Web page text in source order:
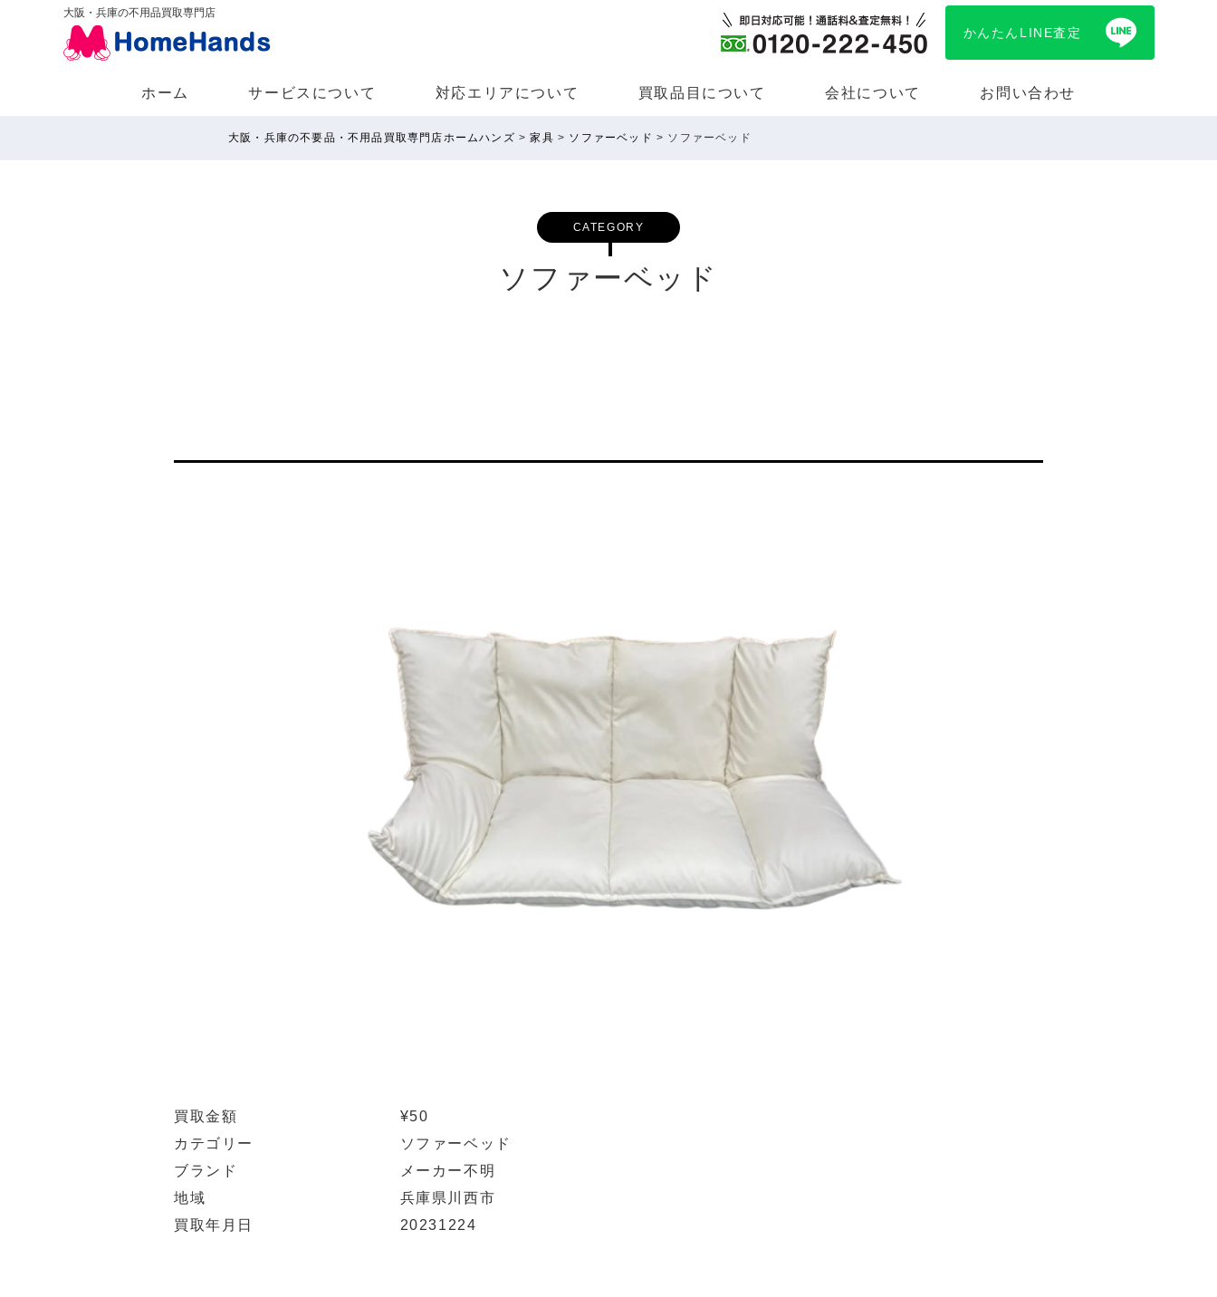
大阪・兵庫の不用品買取専門店
かんたんLINE査定
ホーム サービスについて 対応エリアについて 買取品⽬について 会社について お問い合わせ
大阪・兵庫の不要品・不用品買取専門店ホームハンズ >家具 > ソファーベッド > ソファーベッド
CATEGORY
ソファーベッド
買取金額
¥50
カテゴリー
ソファーベッド
ブランド
メーカー不明
地域
兵庫県川西市
買取年月日
20231224